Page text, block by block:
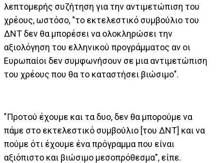
λεπτομερής συζήτηση για την αντιμετώπιση του
χρέους, ωστόσο, "το εκτελεστικό συμβούλιο του
ΔΝΤ δεν θα μπορέσει να ολοκληρώσει την
αξιολόγηση του ελληνικού προγράμματος αν οι
Ευρωπαίοι δεν συμφωνήσουν σε μια αντιμετώπιση
του χρέους που θα το καταστήσει βιώσιμο".
"Προτού έχουμε και τα δυο, δεν θα μπορούμε να
πάμε στο εκτελεστικό συμβούλιο [του ΔΝΤ] και να
πούμε ότι έχουμε ένα πρόγραμμα που είναι
αξιόπιστο και βιώσιμο μεσοπρόθεσμα", είπε.